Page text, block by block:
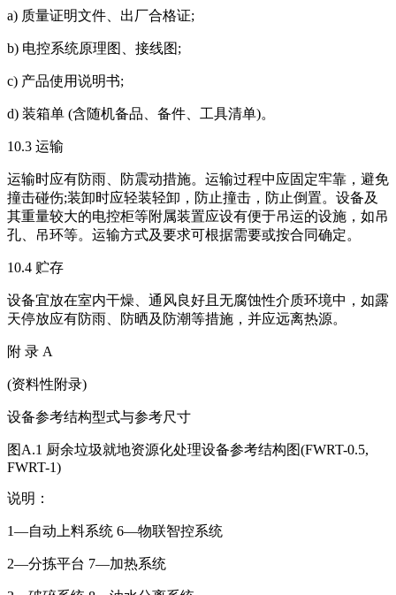
a) 质量证明文件、出厂合格证;
b) 电控系统原理图、接线图;
c) 产品使用说明书;
d) 装箱单 (含随机备品、备件、工具清单)。
10.3 运输
运输时应有防雨、防震动措施。运输过程中应固定牢靠，避免
撞击碰伤;装卸时应轻装轻卸，防止撞击，防止倒置。设备及
其重量较大的电控柜等附属装置应设有便于吊运的设施，如吊
孔、吊环等。运输方式及要求可根据需要或按合同确定。
10.4 贮存
设备宜放在室内干燥、通风良好且无腐蚀性介质环境中，如露
天停放应有防雨、防晒及防潮等措施，并应远离热源。
附 录 A
(资料性附录)
设备参考结构型式与参考尺寸
图A.1 厨余垃圾就地资源化处理设备参考结构图(FWRT-0.5,
FWRT-1)
说明：
1—自动上料系统 6—物联智控系统
2—分拣平台 7—加热系统